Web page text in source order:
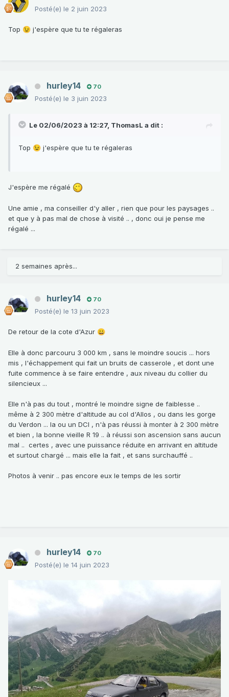
Posté(e) le 2 juin 2023
Top 😉 j'espère que tu te régaleras
hurley14 70
Posté(e) le 3 juin 2023
Le 02/06/2023 à 12:27, ThomasL a dit :
Top 😉 j'espère que tu te régaleras
J'espère me régalé
Une amie , ma conseiller d'y aller , rien que pour les paysages ..
et que y à pas mal de chose à visité .. , donc oui je pense me
régalé ...
2 semaines après...
hurley14 70
Posté(e) le 13 juin 2023
De retour de la cote d'Azur 😀
Elle à donc parcouru 3 000 km , sans le moindre soucis ... hors
mis , l'échappement qui fait un bruits de casserole , et dont une
fuite commence à se faire entendre , aux niveau du collier du
silencieux ...
Elle n'à pas du tout , montré le moindre signe de faiblesse ..
même à 2 300 mètre d'altitude au col d'Allos , ou dans les gorge
du Verdon ... la ou un DCI , n'à pas réussi à monter à 2 300 mètre
et bien , la bonne vieille R 19 .. à réussi son ascension sans aucun
mal .. certes , avec une puissance réduite en arrivant en altitude
et surtout chargé ... mais elle la fait , et sans surchauffé ..
Photos à venir .. pas encore eux le temps de les sortir
hurley14 70
Posté(e) le 14 juin 2023